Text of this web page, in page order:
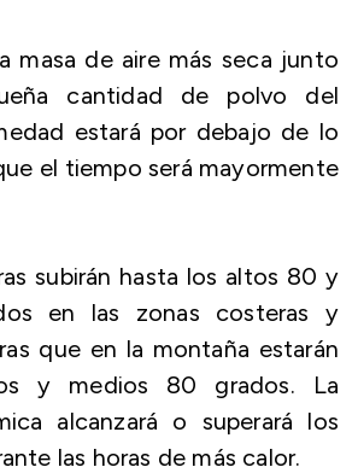
masa de aire más seca junto
cantidad de polvo del
estará por debajo de lo
el tiempo será mayormente
subirán hasta los altos 80 y
en las zonas costeras y
que en la montaña estarán
y medios 80 grados. La
alcanzará o superará los
las horas de más calor.